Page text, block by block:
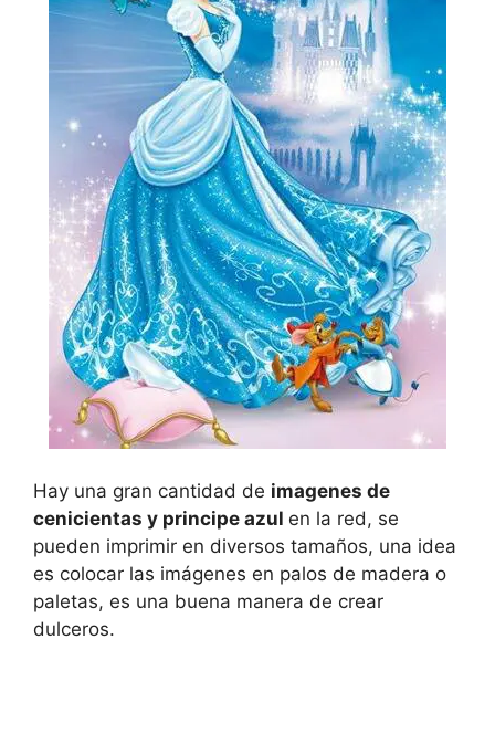
Hay una gran cantidad de imagenes de
cenicientas y principe azul en la red, se
pueden imprimir en diversos tamaños, una idea
es colocar las imágenes en palos de madera o
paletas, es una buena manera de crear
dulceros.